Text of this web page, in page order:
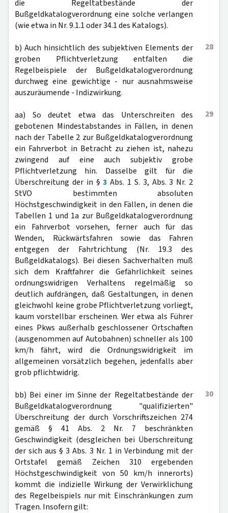
die Regeltatbestände der
Bußgeldkatalogverordnung eine solche verlangen
(wie etwa in Nr. 9.1.1 oder 34.1 des Katalogs).
28
b) Auch hinsichtlich des subjektiven Elements der
groben Pflichtverletzung entfalten die
Regelbeispiele der Bußgeldkatalogverordnung
durchweg eine gewichtige - nur ausnahmsweise
auszuräumende - Indizwirkung.
29
aa) So deutet etwa das Unterschreiten des
gebotenen Mindestabstandes in Fällen, in denen
nach der Tabelle 2 zur Bußgeldkatalogverordnung
ein Fahrverbot in Betracht zu ziehen ist, nahezu
zwingend auf eine auch subjektiv grobe
Pflichtverletzung hin. Dasselbe gilt für die
Überschreitung der in §3 Abs. 1 S. 3, Abs. 3 Nr. 2
StVO bestimmten absoluten
Höchstgeschwindigkeit in den Fällen, in denen die
Tabellen 1 und 1a zur Bußgeldkatalogverordnung
ein Fahrverbot vorsehen, ferner auch für das
Wenden, Rückwärtsfahren sowie das Fahren
entgegen der Fahrtrichtung (Nr. 19.3 des
Bußgeldkatalogs). Bei diesen Sachverhalten muß
sich dem Kraftfahrer die Gefährlichkeit seines
ordnungswidrigen Verhaltens regelmäßig so
deutlich aufdrängen, daß Gestaltungen, in denen
gleichwohl keine grobe Pflichtverletzung vorliegt,
kaum vorstellbar erscheinen. Wer etwa als Führer
eines Pkws außerhalb geschlossener Ortschaften
(ausgenommen auf Autobahnen) schneller als 100
km/h fährt, wird die Ordnungswidrigkeit im
allgemeinen vorsätzlich begehen, jedenfalls aber
grob pflichtwidrig.
30
bb) Bei einer im Sinne der Regeltatbestände der
Bußgeldkatalogverordnung "qualifizierten"
Überschreitung der durch Vorschriftszeichen 274
gemäß § 41 Abs. 2 Nr. 7 beschränkten
Geschwindigkeit (desgleichen bei Überschreitung
der sich aus § 3 Abs. 3 Nr. 1 in Verbindung mit der
Ortstafel gemäß Zeichen 310 ergebenden
Höchstgeschwindigkeit von 50 km/h innerorts)
kommt die indizielle Wirkung der Verwirklichung
des Regelbeispiels nur mit Einschränkungen zum
Tragen. Insofern gilt: